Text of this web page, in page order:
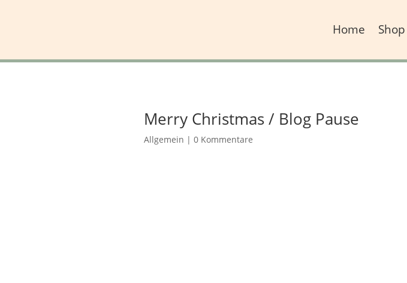
Home Shop
Merry Christmas / Blog Pause
Allgemein | 0 Kommentare